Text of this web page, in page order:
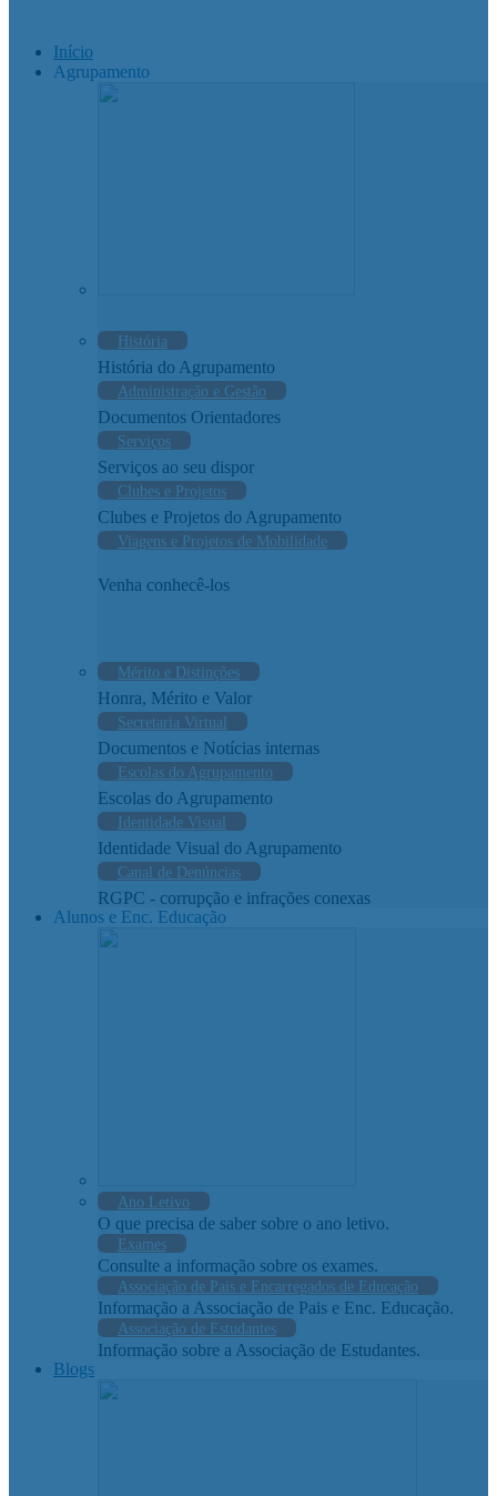
Início
Agrupamento
História
História do Agrupamento
Administração e Gestão
Documentos Orientadores
Serviços
Serviços ao seu dispor
Clubes e Projetos
Clubes e Projetos do Agrupamento
Viagens e Projetos de Mobilidade
Venha conhecê-los
Mérito e Distinções
Honra, Mérito e Valor
Secretaria Virtual
Documentos e Notícias internas
Escolas do Agrupamento
Escolas do Agrupamento
Identidade Visual
Identidade Visual do Agrupamento
Canal de Denúncias
RGPC - corrupção e infrações conexas
Alunos e Enc. Educação
Ano Letivo
O que precisa de saber sobre o ano letivo.
Exames
Consulte a informação sobre os exames.
Associação de Pais e Encarregados de Educação
Informação a Associação de Pais e Enc. Educação.
Associação de Estudantes
Informação sobre a Associação de Estudantes.
Blogs